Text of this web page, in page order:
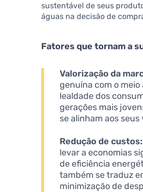
sustentável de seus
águas na decisão de
Fatores que tornam a
Valorização da
genuína com o
lealdade dos
gerações mais
se alinham aos seus
Redução de custos:
levar a economias
de eficiência
também se traduz
minimização de